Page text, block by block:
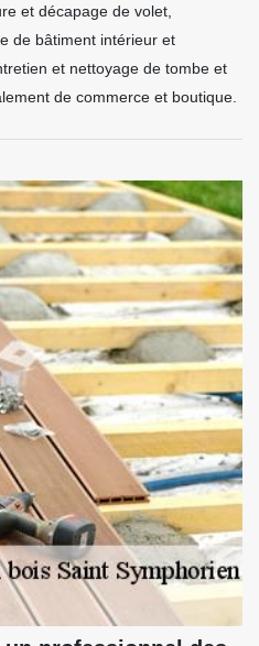
et décapage de volet,
de bâtiment intérieur et
et nettoyage de tombe et
de commerce et boutique.